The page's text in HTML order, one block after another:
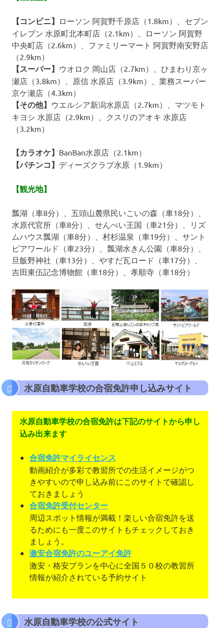
【コンビニ】
ローソン 阿賀野千原店（1.8km）、セブン
イレブン 水原町北本町店（2.1km）、ローソン 阿賀野
中央町店（2.6km）、ファミリーマート 阿賀野南安野店
（2.9km）
【スーパー】
ウオロク 岡山店（2.7km）、ひまわり京ヶ
瀬店（3.8km）、原信 水原店（3.9km）、業務スーパー
京ケ瀬店（4.3km）
【その他】
ウエルシア新潟水原店（2.7km）、マツモト
キヨシ 水原店（2.9km）、クスリのアオキ 水原店
（3.2km）
【カラオケ】 BanBan水原店（2.1km）
【パチンコ】 ディーズクラブ水原（1.9km）
【観光地】
瓢湖（車8分）、五頭山麓県民いこいの森（車18分）、
水原代官所（車8分）、せんべい王国（車21分）、リズ
ムハウス瓢湖（車8分）、村杉温泉（車19分）、サント
ピアワールド（車23分）、瓢湖水きん公園（車8分）、
旦飯野神社（車13分）、やすだ瓦ロード（車17分）、
吉田東伍記念博物館（車18分）、孝順寺（車18分）
水原自動車学校の合宿免許申し込みサイト
水原自動車学校の合宿免許は下記のサイトから申し
込み出来ます
合宿免許マイライセンス
動画紹介が多彩で教習所での生活イメージがつ
きやすいので申し込み前にこのサイトで確認し
ておきましょう
合宿免許受付センター
周辺スポット情報が満載！楽しい合宿免許を送
るためにも一度このサイトもチェックしておき
ましょう。
激安合宿免許のユーアイ免許
激安・格安プランを中心に全国５０校の教習所
情報が紹介されている予約サイト
水原自動車学校の公式サイト